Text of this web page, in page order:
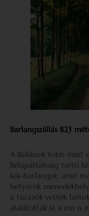
Barlangszállás 823
A Bükknek több mint
Bélapátfalváig tartó
kői-barlangot, amit
betyárok
a túrázók vették
alakították ki a ma is